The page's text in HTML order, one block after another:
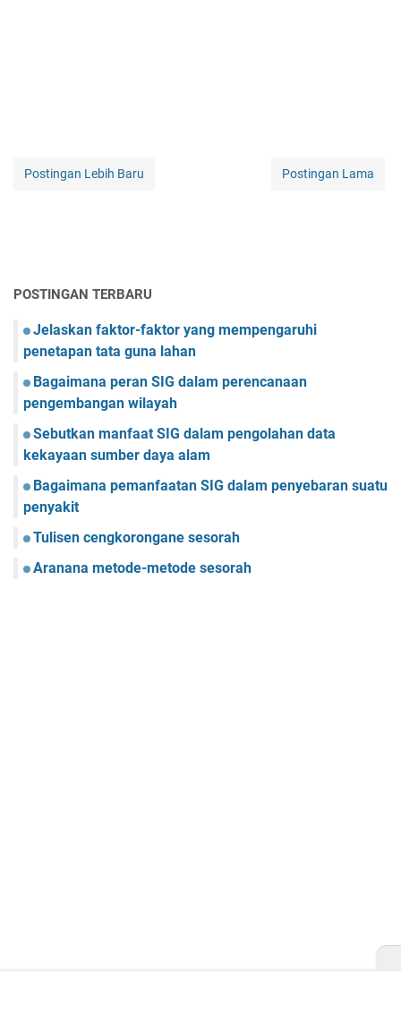
Postingan Lebih Baru Postingan Lama
POSTINGAN TERBARU
Jelaskan faktor-faktor yang mempengaruhi
penetapan tata guna lahan
Bagaimana peran SIG dalam perencanaan
pengembangan wilayah
Sebutkan manfaat SIG dalam pengolahan data
kekayaan sumber daya alam
Bagaimana pemanfaatan SIG dalam penyebaran suatu
penyakit
Tulisen cengkorongane sesorah
Aranana metode-metode sesorah